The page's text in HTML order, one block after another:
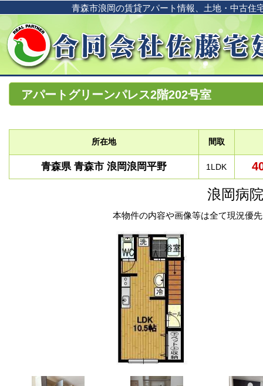
青森市浪岡の賃貸アパート情報、土地・中古住
アパートグリーンパレス2階202号室
所在地 間取
青森県 青森市 浪岡浪岡平野 1LDK
浪岡病
本物件の内容や画像等は全て現況優